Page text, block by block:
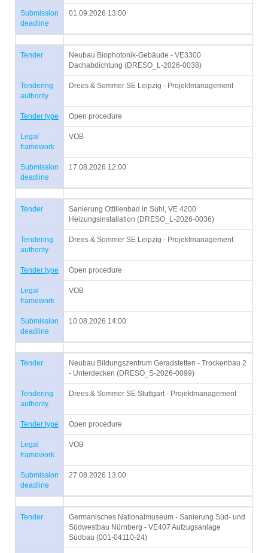
Submission
deadline
01.09.2026 13:00
Tender
Neubau Biophotonik-Gebäude - VE3300
Dachabdichtung (DRESO_L-2026-0038)
Tendering
authority
Drees & Sommer SE Leipzig - Projektmanagement
Tender type Open procedure
Legal
framework
VOB
Submission
deadline
17.08.2026 12:00
Tender
Sanierung Ottilienbad in Suhl, VE 4200
Heizungsinstallation (DRESO_L-2026-0036)
Tendering
authority
Drees & Sommer SE Leipzig - Projektmanagement
Tender type Open procedure
Legal
framework
VOB
Submission
deadline
10.08.2026 14:00
Tender
Neubau Bildungszentrum Geradstetten - Trockenbau 2
- Unterdecken (DRESO_S-2026-0099)
Tendering
authority
Drees & Sommer SE Stuttgart - Projektmanagement
Tender type Open procedure
Legal
framework
VOB
Submission
deadline
27.08.2026 13:00
Tender
Germanisches Nationalmuseum - Sanierung Süd- und
Südwestbau Nürnberg - VE407 Aufzugsanlage
Südbau (001-04110-24)